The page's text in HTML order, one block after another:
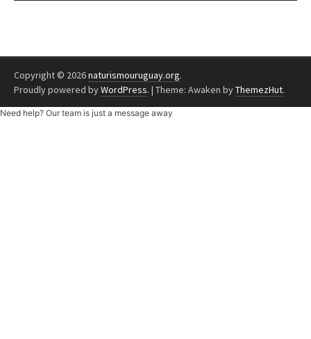
Copyright © 2026naturismouruguay.org.
Proudly powered byWordPress. | Theme: Awaken byThemezHut.
Need help? Our team is just a message away